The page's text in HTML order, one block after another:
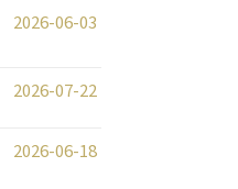
2026-06-03
2026-07-22
2026-06-18